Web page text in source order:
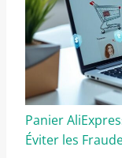
Panier
Éviter les